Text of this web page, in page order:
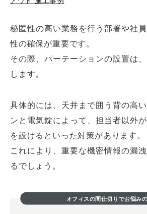
秘匿性の高い業務を行う部署や社
性の確保が重要です。
その際、パーテーションの設置は
します。
具体的には、天井まで囲う背の高
ンと電気錠によって、担当者以外
を設けるといった対策があります。
これにより、重要な機密情報の漏
るでしょう。
オフィスの間仕切りでお悩み